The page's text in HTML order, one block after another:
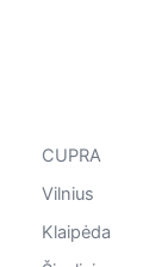
CUPRA
Vilnius
Klaipėda